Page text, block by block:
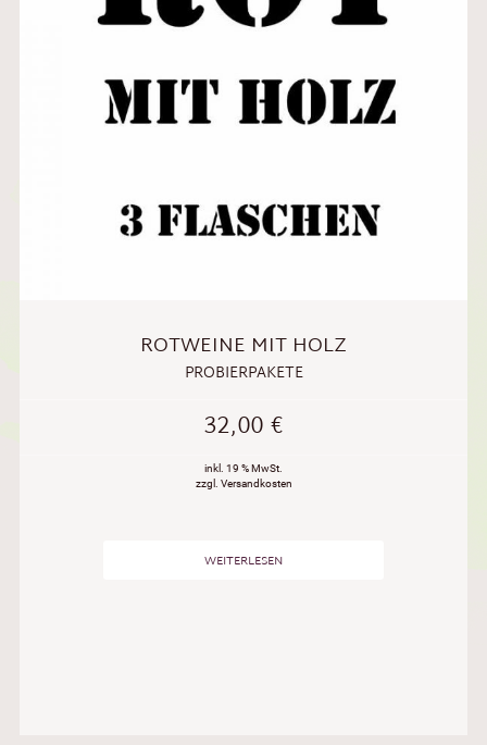
ROTWEINE MIT HOLZ
PROBIERPAKETE
32,00€
inkl. 19 % MwSt.
zzgl. Versandkosten
WEITERLESEN